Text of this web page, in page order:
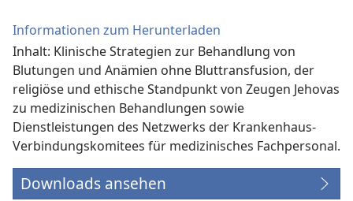
Informationen zum Herunterladen
Inhalt: Klinische Strategien zur Behandlung von
Blutungen und Anämien ohne Bluttransfusion, der
religiöse und ethische Standpunkt von Zeugen Jehovas
zu medizinischen Behandlungen sowie
Dienstleistungen des Netzwerks der Krankenhaus-
Verbindungs­komitees für medizinisches Fachpersonal.
Downloads ansehen